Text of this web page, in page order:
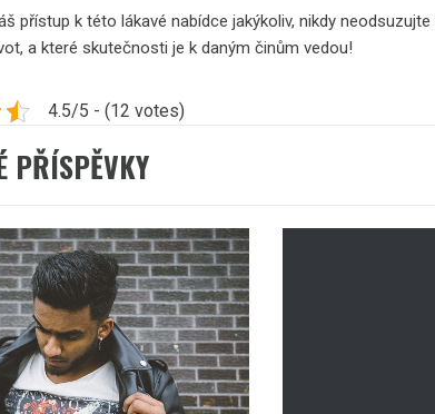
přístup k této lákavé nabídce jakýkoliv, nikdy
a které skutečnosti je k daným činům vedou!
4.5/5 - (12 votes)
PŘÍSPĚVKY